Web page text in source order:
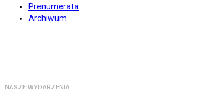
Prenumerata
Archiwum
NASZE WYDARZENIA